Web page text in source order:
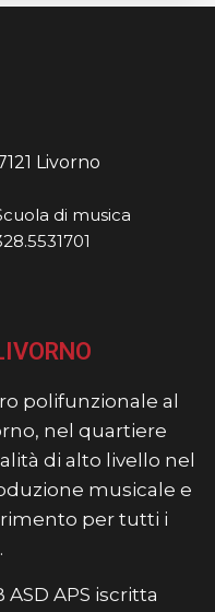
Livorno
di musica
polifunzionale al
nel quartiere
di alto livello nel
musicale e
per tutti i
ASD APS iscritta